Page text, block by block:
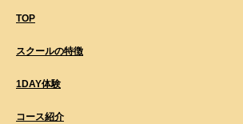
TOP
スクールの特徴
1DAY体験
コース紹介